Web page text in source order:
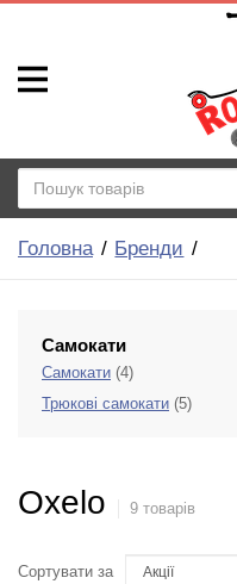
Головна Бренди
Самокати
Самокати (4)
Трюкові самокати (5)
Oxelo 9 товарів
Сортувати за